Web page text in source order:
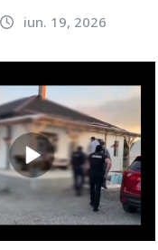
iun. 19, 2026